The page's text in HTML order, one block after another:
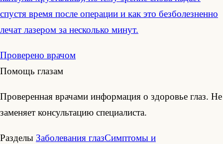
спустя время после операции и как это безболезненно
лечат лазером за несколько минут.
Проверено врачом
Помощь глазам
Проверенная врачами информация о здоровье глаз. Не
заменяет консультацию специалиста.
Разделы Заболевания глазСимптомы и